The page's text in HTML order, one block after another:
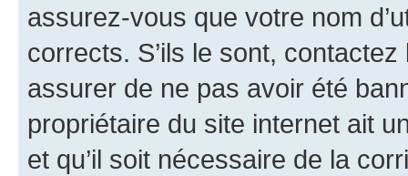
assurez-vous que votre nom
corrects. S’ils le sont,
assurer de ne pas avoir été
propriétaire du site internet ait
et qu’il soit nécessaire de la